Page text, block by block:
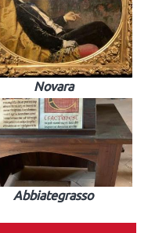
Novara
Abbiategrasso